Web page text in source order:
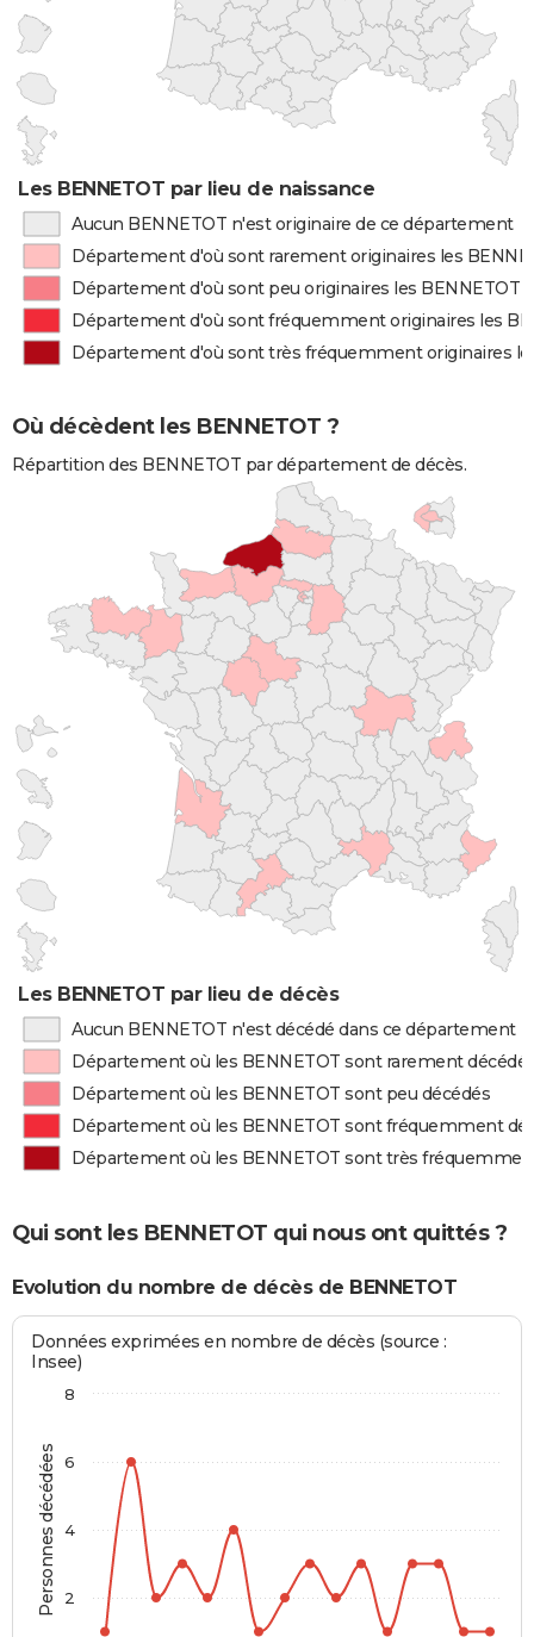
Les BENNETOT par lieu de naissance
Aucun BENNETOT n'est originaire de ce département
Département d'où sont rarement originaires les
Département d'où sont peu originaires les BENNETOT
Département d'où sont fréquemment originaires les
Département d'où sont très fréquemment originaires
Où décèdent les BENNETOT ?
Répartition des BENNETOT par département de décès.
Les BENNETOT par lieu de décès
Aucun BENNETOT n'est décédé dans ce département
Département où les BENNETOT sont rarement
Département où les BENNETOT sont peu décédés
Département où les BENNETOT sont fréquemment
Département où les BENNETOT sont très
Qui sont les BENNETOT qui nous ont quittés ?
Evolution du nombre de décès de BENNETOT
Personnes décédées
Données exprimées en nombre de décès (source :
Insee)
2
4
6
8